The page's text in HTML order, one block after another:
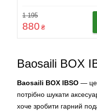
1 195
880₴
Baosaili BOX
Baosaili BOX IBSO — це
потрібно шукати
хоче зробити гарний